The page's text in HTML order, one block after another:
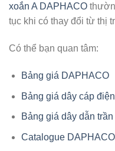
xoắn A DAPHACO
tục khi có thay đổi từ thị
Có thể bạn quan tâm:
Bảng giá DAPHACO
Bảng giá dây cáp
Bảng giá dây dẫn
Catalogue DAPHACO